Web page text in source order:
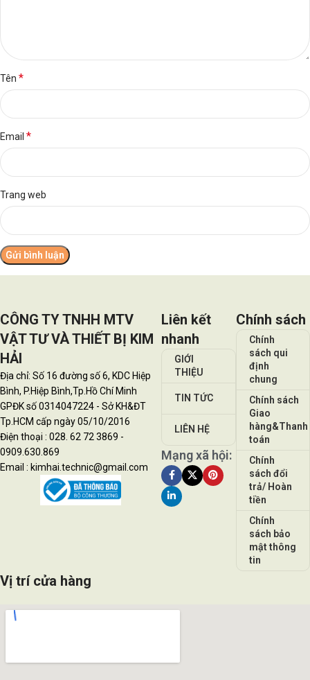
Tên *
Email *
Trang web
CÔNG TY TNHH MTV
VẬT TƯ VÀ THIẾT BỊ KIM
HẢI
Địa chỉ: Số 16 đường số 6, KDC Hiệp
Bình, P.Hiệp Bình,Tp.Hồ Chí Minh
GPĐK số 0314047224 - Sở KH&ĐT
Tp.HCM cấp ngày 05/10/2016
Điện thoại : 028. 62 72 3869 -
0909.630.869
Email : kimhai.technic@gmail.com
Liên kết
nhanh
GIỚI
THIỆU
TIN TỨC
LIÊN HỆ
Mạng xã hội:
Chính sách
Chính
sách qui
định
chung
Chính sách
Giao
hàng&Thanh
toán
Chính
sách đổi
trả/ Hoàn
tiền
Chính
sách bảo
mật thông
tin
Vị trí cửa hàng